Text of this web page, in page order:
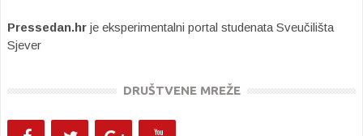
Pressedan.hr je eksperimentalni portal studenata Sveučilišta
Sjever
DRUŠTVENE MREŽE